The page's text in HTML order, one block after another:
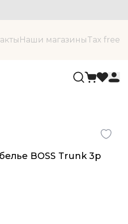
Наши магазиныTax free
BOSS Trunk 3p